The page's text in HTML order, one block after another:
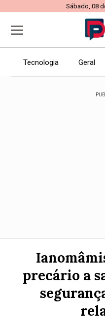
Sábado, 08
Tecnologia Geral
precário a